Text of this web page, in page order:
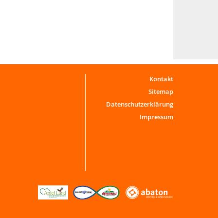
Kontakt
Sitemap
Datenschutzerklärung
Impressum